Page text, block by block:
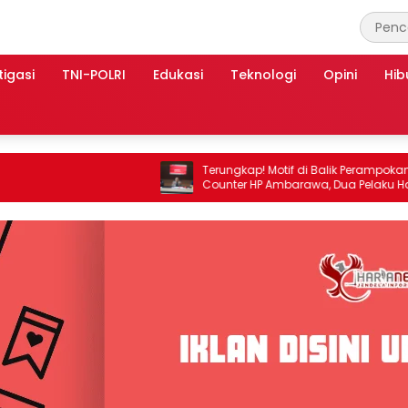
TNI-POLRI Edukasi Teknologi Opini
Terungkap! Motif di Balik Perampokan
Counter HP Ambarawa, Dua Pelaku Habisi
Pemilik Toko dan Bawa puluhan HP